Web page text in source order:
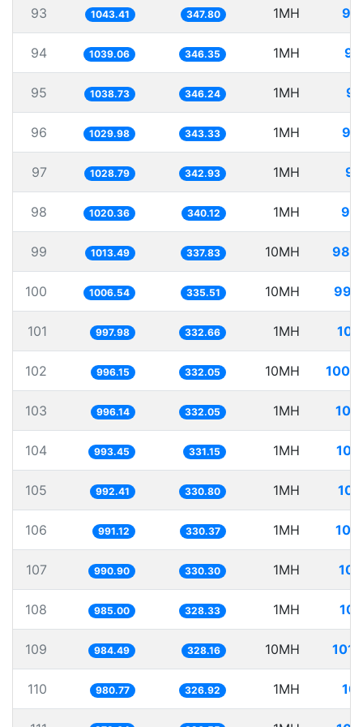
93 1043.41 347.80 1MH
94 1039.06 346.35 1MH
95 1038.73 346.24 1MH
96 1029.98 343.33 1MH
97 1028.79 342.93 1MH
98 1020.36 340.12 1MH
99 1013.49 337.83 10MH
100 1006.54 335.51 10MH
101 997.98 332.66 1MH
102 996.15 332.05 10MH
103 996.14 332.05 1MH
104 993.45 331.15 1MH
105 992.41 330.80 1MH
106 991.12 330.37 1MH
107 990.90 330.30 1MH
108 985.00 328.33 1MH
109 984.49 328.16 10MH
110 980.77 326.92 1MH